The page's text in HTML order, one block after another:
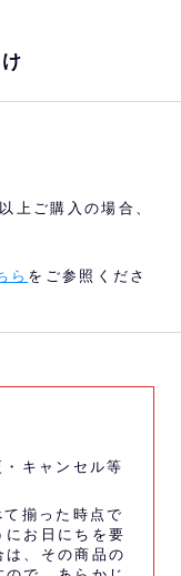
ご購入の場合、
ら をご参照くださ
キャンセル等
揃った時点で
お日にちを要
、その商品の